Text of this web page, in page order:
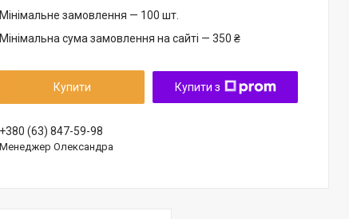
Мінімальне замовлення — 100 шт.
Мінімальна сума замовлення на сайті — 350 ₴
Купити Купити з
+380 (63) 847-59-98
Менеджер Олександра